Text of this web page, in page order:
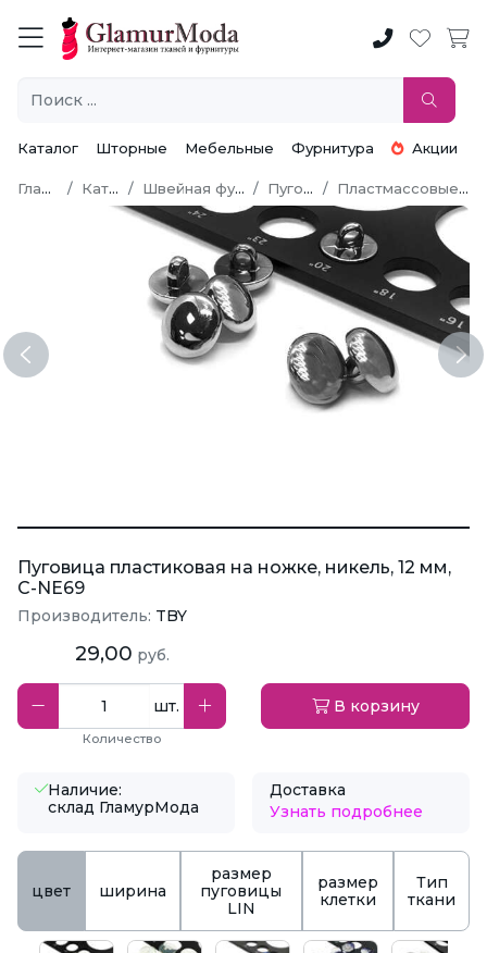
Каталог Шторные Мебельные Фурнитура Акции
Главная Каталог Швейная фурнитура Пуговицы Пластмассовые пуговицы
Previous
Пуговица пластиковая на ножке, никель, 12 мм,
C-NE69
Производитель: TBY
29,00 руб.
шт.
Количество
В корзину
Наличие:
склад ГламурМода
Доставка
Узнать подробнее
цвет ширина
размер
пуговицы
LIN
размер
клетки
Тип
ткани